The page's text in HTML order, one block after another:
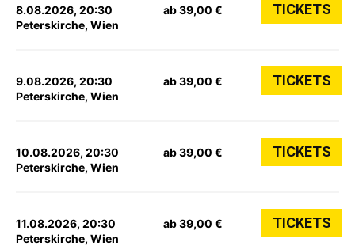
8.08.2026, 20:30
Peterskirche, Wien
ab 39,00 € TICKETS
9.08.2026, 20:30
Peterskirche, Wien
ab 39,00 € TICKETS
10.08.2026, 20:30
Peterskirche, Wien
ab 39,00 € TICKETS
11.08.2026, 20:30
Peterskirche, Wien
ab 39,00 € TICKETS